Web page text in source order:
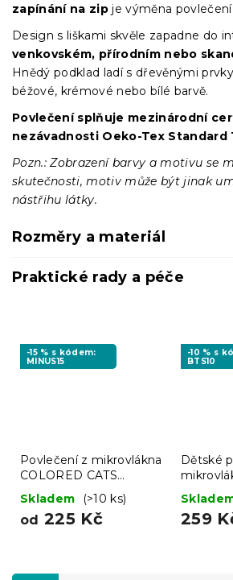
zapínání na zip je výměna
Design s liškami skvěle zapadne do
venkovském, přírodním nebo
Hnědý podklad ladí s dřevěnými
béžové, krémové nebo bílé barvě.
Povlečení splňuje mezinárodní
nezávadnosti Oeko-Tex Standard
Pozn.: Zobrazení barvy a motivu se
skutečnosti, motiv může být jinak
nástřihu látky.
Rozměry a materiál
Praktické rady a péče
-15 % s kódem:
MINUS15
Povlečení z mikrovlákna
COLORED CATS
krémové
Skladem (>10 ks)
od 225 Kč
-10 % s
BTS10
Dětské
barevné
259